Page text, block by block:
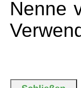
Nenne